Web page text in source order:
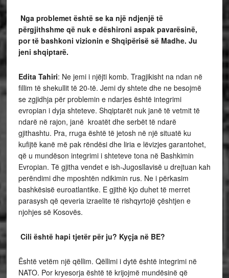
Nga problemet është se ka një ndjenjë të
përgjithshme që nuk e dëshironi aspak pavarësinë,
por të bashkoni vizionin e Shqipërisë së Madhe. Ju
jeni shqiptarë.
Edita Tahiri: Ne jemi i njëjti komb. Tragjikisht na ndan në
fillim të shekullit të 20-të. Jemi dy shtete dhe ne besojmë
se zgjidhja për problemin e ndarjes është integrimi
evropian i dyja shteteve. Shqiptarët nuk janë të vetmit të
ndarë në rajon, janë kroatët dhe serbët të ndarë
gjithashtu. Pra, rruga është të jetosh në një situatë ku
kufijtë kanë më pak rëndësi dhe liria e lëvizjes garantohet,
që u mundëson integrimi i shteteve tona në Bashkimin
Evropian. Të gjitha vendet e ish-Jugosllavisë u drejtuan kah
perëndimi dhe mposhtën ndikimin rus. Ne i përkasim
bashkësisë euroatlantike. E gjithë kjo duhet të merret
parasysh që qeveria izraelite të rishqyrtojë çështjen e
njohjes së Kosovës.
Cili është hapi tjetër për ju? Kyçja në BE?
Është vetëm një qëllim. Qëllimi i dytë është integrimi në
NATO. Por kryesorja është të krijojmë mundësinë që